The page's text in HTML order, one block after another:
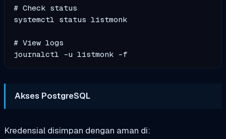
# Check status
systemctl status listmonk
# View logs
Akses PostgreSQL
Kredensial disimpan dengan aman di: